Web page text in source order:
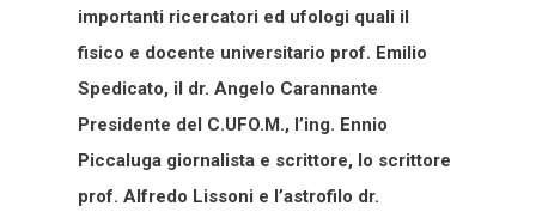
importanti ricercatori ed ufologi quali il
fisico e docente universitario prof. Emilio
Spedicato, il dr. Angelo Carannante
Presidente del C.UFO.M., l’ing. Ennio
Piccaluga giornalista e scrittore, lo scrittore
prof. Alfredo Lissoni e l’astrofilo dr.